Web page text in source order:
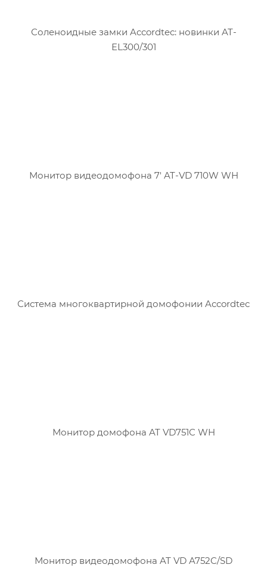
Соленоидные замки Accordtec: новинки AT-
EL300/301
Монитор видеодомофона 7' AT-VD 710W WH
Система многоквартирной домофонии Accordtec
Монитор домофона AT VD751C WH
Монитор видеодомофона AT VD A752C/SD